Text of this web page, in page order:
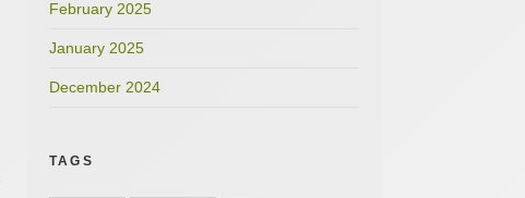
February 2025
January 2025
December 2024
TAGS